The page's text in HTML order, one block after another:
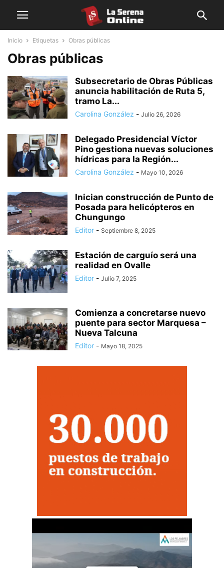
Inicio Etiquetas Obras públicas
Obras públicas
Subsecretario de Obras Públicas
anuncia habilitación de Ruta 5,
tramo La...
Carolina González - Julio 26, 2026
Delegado Presidencial Víctor
Pino gestiona nuevas soluciones
hídricas para la Región...
Carolina González - Mayo 10, 2026
Inician construcción de Punto de
Posada para helicópteros en
Chungungo
Editor - Septiembre 8, 2025
Estación de carguío será una
realidad en Ovalle
Editor - Julio 7, 2025
Comienza a concretarse nuevo
puente para sector Marquesa –
Nueva Talcuna
Editor - Mayo 18, 2025